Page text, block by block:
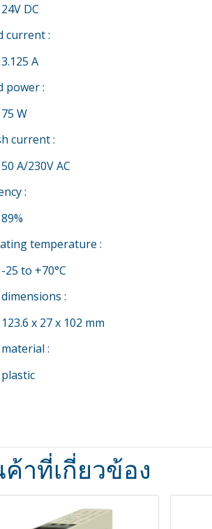
24V DC
current :
3.125 A
power :
75 W
current :
50 A/230V AC
:
89%
temperature :
-25 to +70°C
:
123.6 x 27 x 102 mm
:
plastic
าที่เกี่ยวข้อง